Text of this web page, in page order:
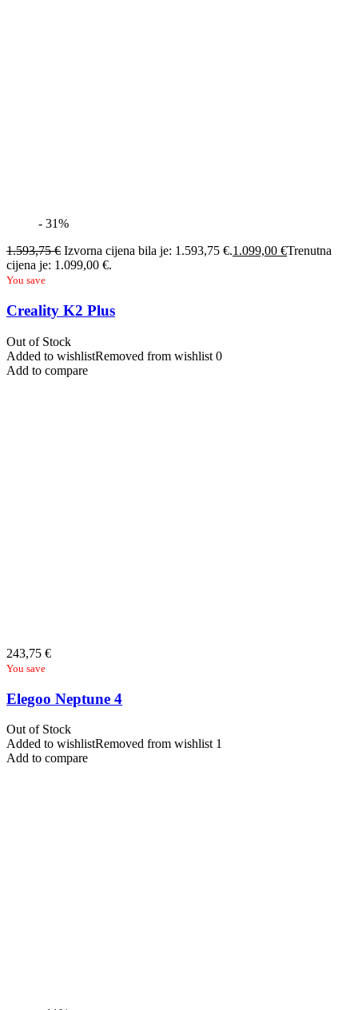
- 31%
1.593,75€ Izvorna cijena bila je: 1.593,75 €.1.099,00 €Trenutna
cijena je: 1.099,00 €.
You save
Creality K2 Plus
Out of Stock
Added to wishlistRemoved from wishlist 0
Add to compare
243,75 €
You save
Elegoo Neptune 4
Out of Stock
Added to wishlistRemoved from wishlist 1
Add to compare